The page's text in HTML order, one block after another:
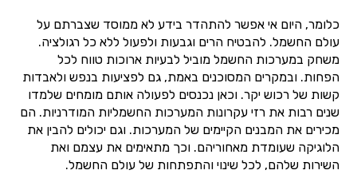
כלומר, היום אי אפשר להתהדר בידע לא ממוסד שצברתם על
עולם החשמל. להבטיח הרים וגבעות ולפעול ללא כל רגולציה.
משחק במערכות החשמל מוביל לבעיות ארוכות טווח לכל
הפחות. ובמקרים המסוכנים באמת, גם לפציעות בנפש ולאבדות
קשות של רכוש יקר. וכאן נכנסים לפעולה אותם מומחים שלמדו
שנים רבות את רזי עקרונות המערכות החשמליות המודרניות. הם
מכירים את המבנים הקיימים של המערכות. וגם יכולים להבין את
הלוגיקה שעומדת מאחוריהם. וכך מתאימים את עצמם ואת
השירות שלהם, לכל שינוי והתפתחות של עולם החשמל.